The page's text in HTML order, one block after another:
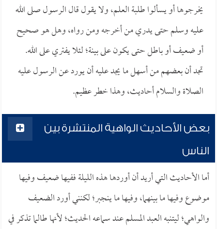
يخرجوها أو يسألوا طلبة العلم، ولا يقول قال الرسول صلى الله
عليه وسلم حتى يدري من أخرجه ومن رواه، وهل هو صحيح
أو ضعيف أو باطل حتى يكون على بينة؛ لئلا يفتري على الله.
تجد أن بعضهم من أسهل ما يجد عليه أن يورد عن الرسول عليه
الصلاة والسلام أحاديث، وهذا خطر عظيم.
بعض الأحاديث الواهية المنتشرة بين
الناس
أما الأحاديث التي أريد أن أوردها هذه الليلة ففيها ضعيف وفيها
موضوع وفيها ما بينهما، وفيها ما ينجبر؛ لكنني أورد الضعيف
والواهي؛ ليتنبه العبد المسلم عند سماعه الحديث؛ لأنها طالما تذكر في